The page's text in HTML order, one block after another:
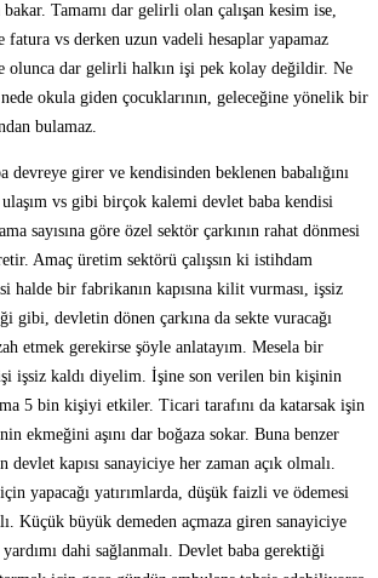
bakar. Tamamı dar gelirli olan çalışan kesim ise,
fatura vs derken uzun vadeli hesaplar yapamaz
olunca dar gelirli halkın işi pek kolay değildir. Ne
okula giden çocuklarının, geleceğine yönelik bir
bulamaz.
devreye girer ve kendisinden beklenen babalığını
vs gibi birçok kalemi devlet baba kendisi
sayısına göre özel sektör çarkının rahat dönmesi
Amaç üretim sektörü çalışsın ki istihdam
halde bir fabrikanın kapısına kilit vurması, işsiz
gibi, devletin dönen çarkına da sekte vuracağı
etmek gerekirse şöyle anlatayım. Mesela bir
işsiz kaldı diyelim. İşine son verilen bin kişinin
5 bin kişiyi etkiler. Ticari tarafını da katarsak işin
ekmeğini aşını dar boğaza sokar. Buna benzer
devlet kapısı sanayiciye her zaman açık olmalı.
yapacağı yatırımlarda, düşük faizli ve ödemesi
Küçük büyük demeden açmaza giren sanayiciye
dahi sağlanmalı. Devlet baba gerektiği